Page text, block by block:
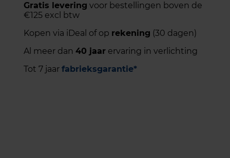
Gratis levering voor bestellingen boven de
€125 excl btw
Kopen via iDeal of op rekening (30 dagen)
Al meer dan 40 jaar ervaring in verlichting
Tot 7 jaar fabrieksgarantie*